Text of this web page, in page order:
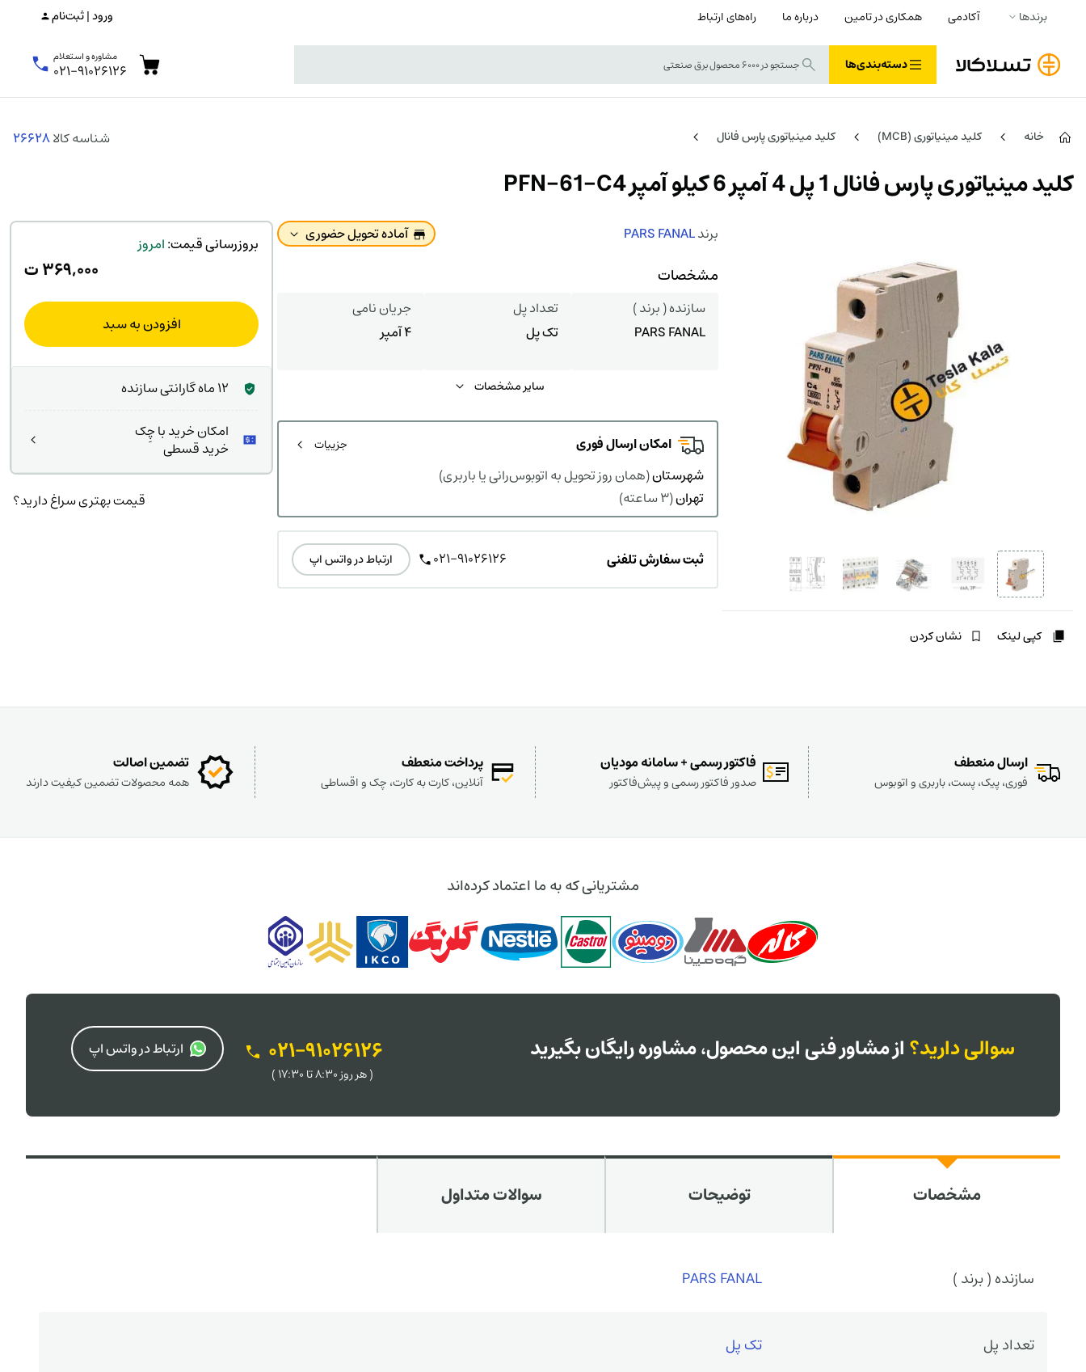
برندها آکادمی همکاری در تامین درباره ما راه‌های ارتباط ورود | ثبت‌نام
دسته‌بندی‌ها مشاوره و استعلام
۰۲۱-۹۱۰۲۶۱۲۶
خانه کلید مینیاتوری (MCB) کلید مینیاتوری پارس فانال شناسه کالا26628
کلید مینیاتوری پارس فانال 1 پل 4 آمپر 6 کیلو آمپر PFN-61-C4
کپی لینک نشان کردن
برندPARS FANAL آماده تحویل حضوری
مشخصات
سازنده ( برند )
PARS FANAL
تعداد پل
تک پل
جریان نامی
4 آمپر
سایر مشخصات
امکان ارسال فوری جزییات
شهرستان(همان روز تحویل به اتوبوس‌رانی یا باربری)
تهران(3 ساعته)
ثبت سفارش تلفنی 021-91026126 ارتباط در واتس اپ
بروزرسانی قیمت:امروز
۳۶۹,۰۰۰ت
افزودن به سبد
12 ماه گارانتی سازنده
امکان خرید با چِک
خرید قسطی
قیمت بهتری سراغ دارید؟
ارسال منعطف
فوری، پیک، پست، باربری و اتوبوس
فاکتور رسمی + سامانه مودیان
صدور فاکتور رسمی و پیش‌فاکتور
پرداخت منعطف
آنلاین، کارت به کارت، چک و اقساطی
تضمین اصالت
همه محصولات تضمین کیفیت دارند
مشتریانی که به ما اعتماد کرده‌اند
سوالی دارید؟از مشاور فنی این محصول، مشاوره رایگان بگیرید 021-91026126
( هر روز 8:30 تا 17:30 )
ارتباط در واتس اپ
مشخصات توضیحات سوالات متداول
سازنده ( برند ) PARS FANAL
تعداد پل تک پل